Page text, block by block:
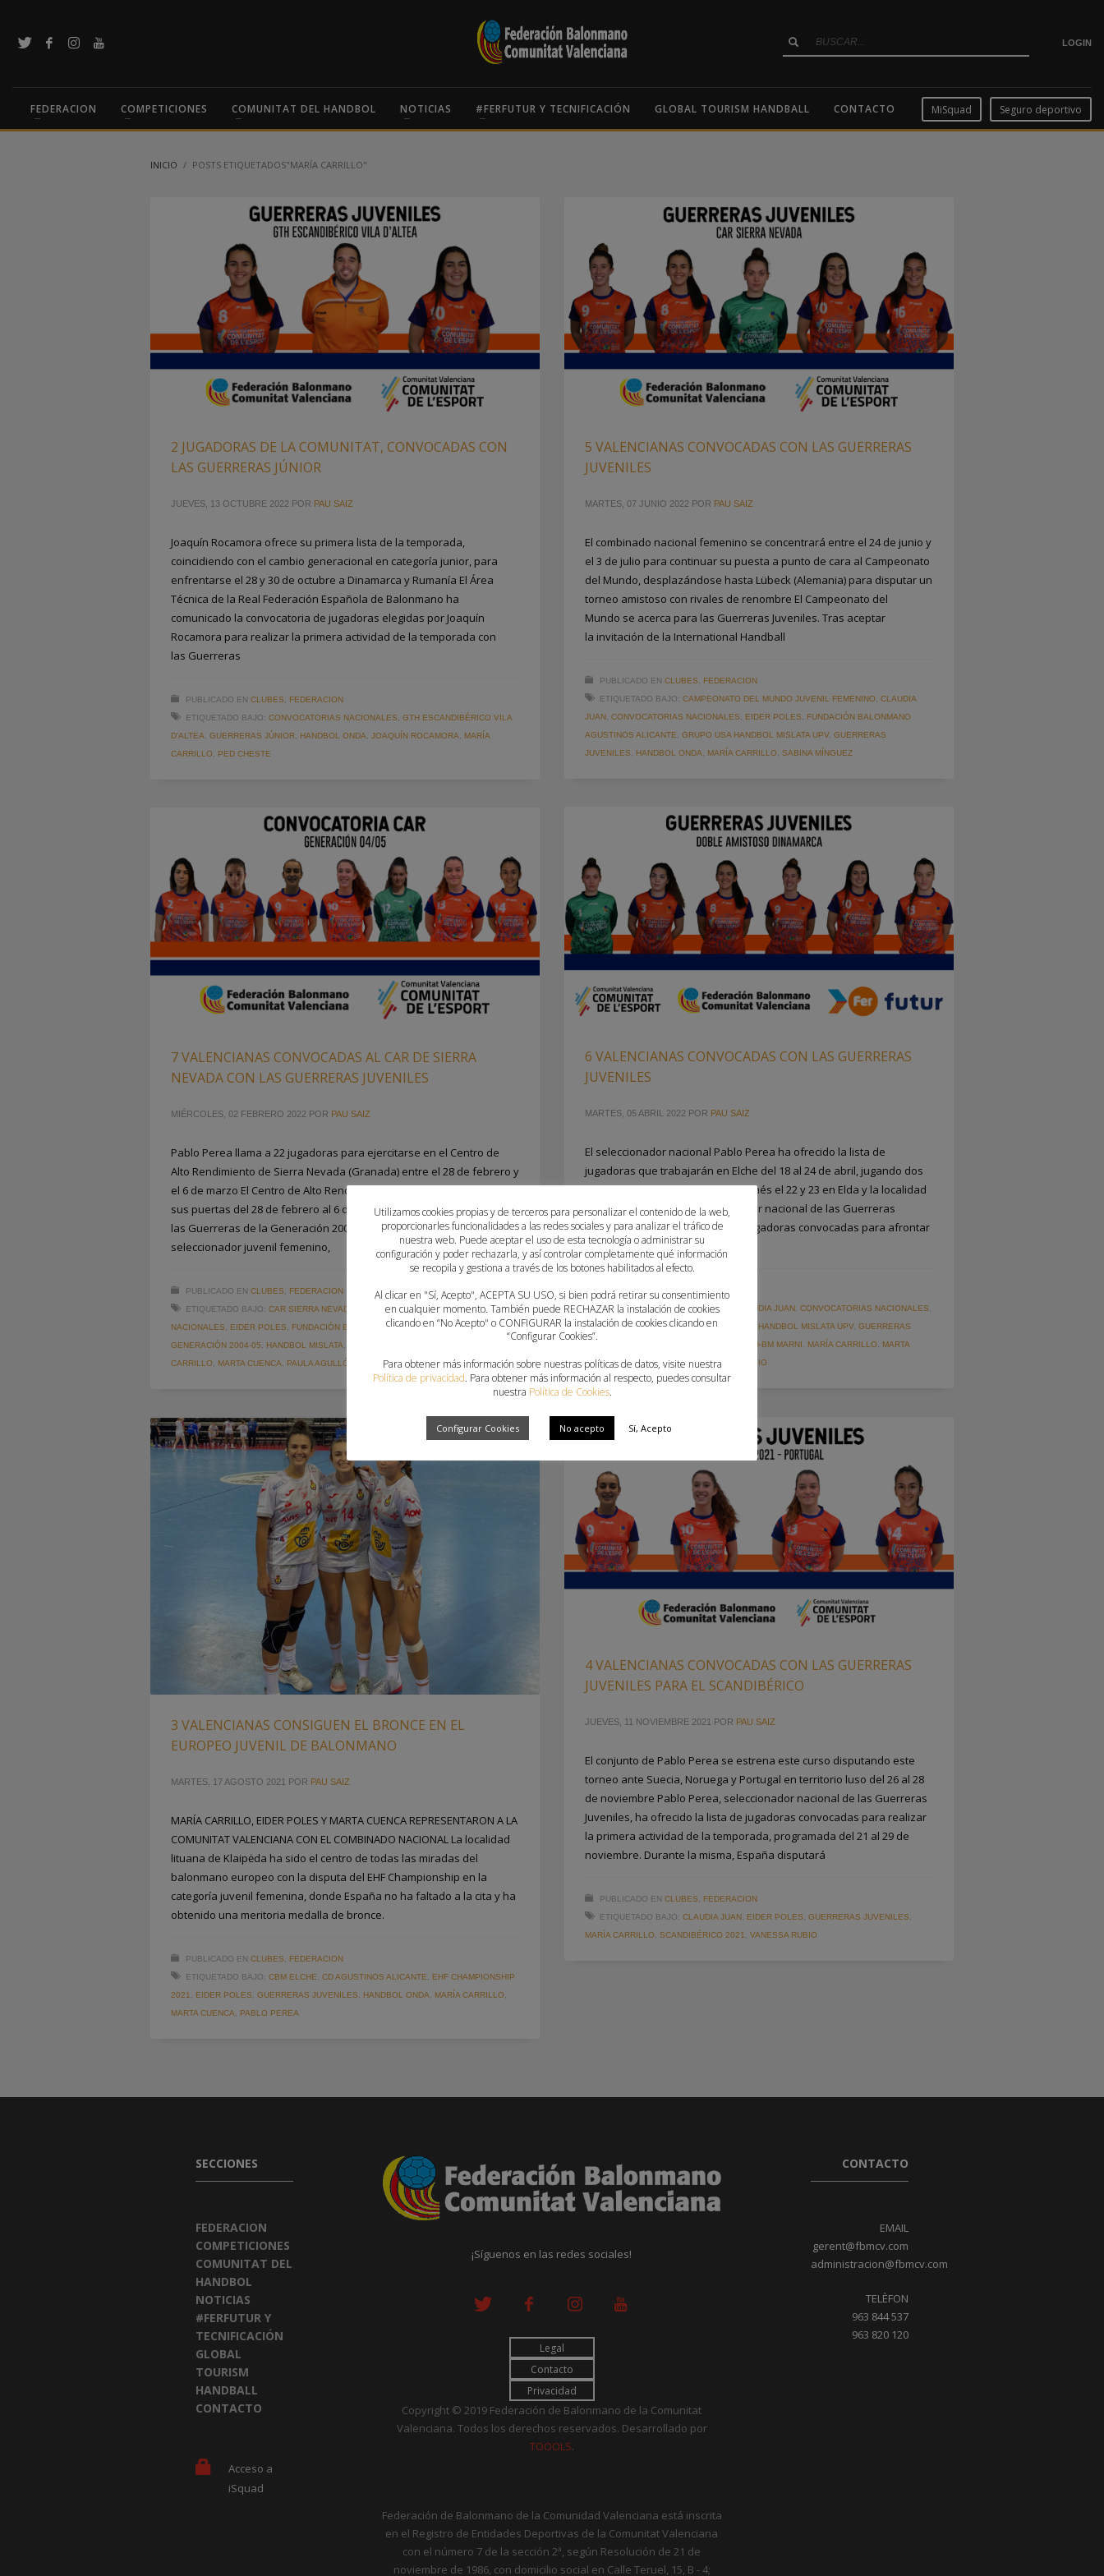
LOGIN
FEDERACION COMPETICIONES COMUNITAT DEL HANDBOL NOTICIAS #FERFUTUR Y TECNIFICACIÓN GLOBAL TOURISM HANDBALL CONTACTO MiSquad Seguro deportivo
INICIO POSTS ETIQUETADOS"MARÍA CARRILLO"
2 JUGADORAS DE LA COMUNITAT, CONVOCADAS CON
LAS GUERRERAS JÚNIOR
JUEVES, 13 OCTUBRE 2022 POR PAU SAIZ
Joaquín Rocamora ofrece su primera lista de la temporada,
coincidiendo con el cambio generacional en categoría junior, para
enfrentarse el 28 y 30 de octubre a Dinamarca y Rumanía El Área
Técnica de la Real Federación Española de Balonmano ha
comunicado la convocatoria de jugadoras elegidas por Joaquín
Rocamora para realizar la primera actividad de la temporada con
las Guerreras
PUBLICADO EN CLUBES
FEDERACION
ETIQUETADO BAJO: CONVOCATORIAS NACIONALES
GTH ESCANDIBÉRICO VILA
D'ALTEA
GUERRERAS JÚNIOR HANDBOL ONDA JOAQUÍN ROCAMORA
MARÍA
CARRILLO
PED CHESTE
5 VALENCIANAS CONVOCADAS CON LAS GUERRERAS
JUVENILES
MARTES, 07 JUNIO 2022 POR PAU SAIZ
El combinado nacional femenino se concentrará entre el 24 de junio y
el 3 de julio para continuar su puesta a punto de cara al Campeonato
del Mundo, desplazándose hasta Lübeck (Alemania) para disputar un
torneo amistoso con rivales de renombre El Campeonato del
Mundo se acerca para las Guerreras Juveniles. Tras aceptar
la invitación de la International Handball
PUBLICADO EN CLUBES
FEDERACION
ETIQUETADO BAJO: CAMPEONATO DEL MUNDO JUVENIL FEMENINO CLAUDIA
JUAN CONVOCATORIAS NACIONALES EIDER POLES
FUNDACIÓN BALONMANO
AGUSTINOS ALICANTE
GRUPO USA HANDBOL MISLATA UPV, GUERRERAS
JUVENILES
HANDBOL ONDA MARÍA CARRILLO SABINA MÍNGUEZ
6 VALENCIANAS CONVOCADAS CON LAS GUERRERAS
JUVENILES
MARTES, 05 ABRIL 2022 POR PAU SAIZ
El seleccionador nacional Pablo Perea ha ofrecido la lista de
jugadoras que trabajarán en Elche del 18 al 24 de abril, jugando dos
encuentros ante el combinado danés el 22 y 23 en Elda y la localidad
ilicitana Pablo Perea, seleccionador nacional de las Guerreras
Juveniles, ha ofrecido la lista de jugadoras convocadas para afrontar
una nueva
PUBLICADO EN CLUBES
FEDERACION
ETIQUETADO BAJO: CBM ELCHE CLAUDIA JUAN CONVOCATORIAS NACIONALES
EIDER POLES,ELCHE,ELDA, GRUPO USA HANDBOL MISLATA UPV, GUERRERAS
LEVANTE UD-BM MARNI MARÍA CARRILLO
MARTA
CUENCA ,SABINA MÍNGUEZ,VANESSA RUBIO
7 VALENCIANAS CONVOCADAS AL CAR DE SIERRA
NEVADA CON LAS GUERRERAS JUVENILES
MIÉRCOLES, 02 FEBRERO 2022 POR PAU SAIZ
Pablo Perea llama a 22 jugadoras para ejercitarse en el Centro de
Alto Rendimiento de Sierra Nevada (Granada) entre el 28 de febrero y
el 6 de marzo El Centro de Alto Rendimiento de Sierra Nevada abrirá
sus puertas del 28 de febrero al 6 de marzo para acoger a
las Guerreras de la Generación 2004-2005 citadas por Pablo Perea,
seleccionador juvenil femenino,
PUBLICADO EN CLUBES
FEDERACION
ETIQUETADO BAJO: CAR SIERRA NEVADA CLAUDIA JUAN, CONVOCATORIAS
NACIONALES
EIDER POLES FUNDACIÓN BALONMANO AGUSTINOS ALICANTE
,
GENERACIÓN 2004-05
HANDBOL MISLATA
CARRILLO
MARTA CUENCA PAULA AGULLÓ SABINA MÍNGUEZ,VANESSA RUBIO
4 VALENCIANAS CONVOCADAS CON LAS GUERRERAS
JUVENILES PARA EL SCANDIBÉRICO
JUEVES, 11 NOVIEMBRE 2021 POR PAU SAIZ
El conjunto de Pablo Perea se estrena este curso disputando este
torneo ante Suecia, Noruega y Portugal en territorio luso del 26 al 28
de noviembre Pablo Perea, seleccionador nacional de las Guerreras
Juveniles, ha ofrecido la lista de jugadoras convocadas para realizar
la primera actividad de la temporada, programada del 21 al 29 de
noviembre. Durante la misma, España disputará
PUBLICADO EN CLUBES, FEDERACION
ETIQUETADO BAJO: CLAUDIA JUAN, EIDER POLES, GUERRERAS JUVENILES,
MARÍA CARRILLO, SCANDIBÉRICO 2021, VANESSA RUBIO
3 VALENCIANAS CONSIGUEN EL BRONCE EN EL
EUROPEO JUVENIL DE BALONMANO
MARTES, 17 AGOSTO 2021 POR PAU SAIZ
MARÍA CARRILLO, EIDER POLES Y MARTA CUENCA REPRESENTARON A LA
COMUNITAT VALENCIANA CON EL COMBINADO NACIONAL La localidad
lituana de Klaipėda ha sido el centro de todas las miradas del
balonmano europeo con la disputa del EHF Championship en la
categoría juvenil femenina, donde España no ha faltado a la cita y ha
obtenido una meritoria medalla de bronce.
PUBLICADO EN CLUBES, FEDERACION
ETIQUETADO BAJO: CBM ELCHE, CD AGUSTINOS ALICANTE, EHF CHAMPIONSHIP
2021, EIDER POLES, GUERRERAS JUVENILES, HANDBOL ONDA, MARÍA CARRILLO,
MARTA CUENCA, PABLO PEREA
SECCIONES
FEDERACION
COMPETICIONES
COMUNITAT DEL
HANDBOL
NOTICIAS
#FERFUTUR Y
TECNIFICACIÓN
GLOBAL
TOURISM
HANDBALL
CONTACTO
Acceso a
iSquad
¡Síguenos en las redes sociales!
Legal
Contacto
Privacidad
Copyright © 2019 Federación de Balonmano de la Comunitat
Valenciana. Todos los derechos reservados. Desarrollado por
TOOOLS.
Federación de Balonmano de la Comunidad Valenciana está inscrita
en el Registro de Entidades Deportivas de la Comunitat Valenciana
con el número 7 de la sección 2ª, según Resolución de 21 de
noviembre de 1986, con domicilio social en Calle Teruel, 15, B - 4;
CONTACTO
EMAIL
gerent@fbmcv.com
administracion@fbmcv.com
TELÈFON
963 844 537
963 820 120
Utilizamos cookies propias y de terceros para personalizar el contenido de la web,
proporcionarles funcionalidades a las redes sociales y para analizar el tráfico de
nuestra web. Puede aceptar el uso de esta tecnología o administrar su
configuración y poder rechazarla, y así controlar completamente qué información
se recopila y gestiona a través de los botones habilitados al efecto.
Al clicar en "Sí, Acepto", ACEPTA SU USO, si bien podrá retirar su consentimiento
en cualquier momento. También puede RECHAZAR la instalación de cookies
clicando en “No Acepto" o CONFIGURAR la instalación de cookies clicando en
“Configurar Cookies”.
Para obtener más información sobre nuestras políticas de datos, visite nuestra
Política de privacidad. Para obtener más información al respecto, puedes consultar
nuestra Política de Cookies.
Configurar Cookies No acepto Sí, Acepto